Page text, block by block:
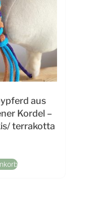
aus
Kordel –
terrakotta